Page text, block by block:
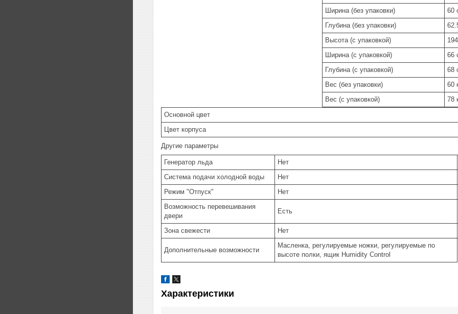
Ширина (без упаковки)
60
Глубина (без упаковки)
Высота (с упаковкой)
Ширина (с упаковкой)
66
Глубина (с упаковкой)
68
Вес (без упаковки)
60
Вес (с упаковкой)
78
Основной цвет
Цвет корпуса
Другие параметры
Генератор льда
Нет
Система подачи холодной воды
Нет
Режим "Отпуск"
Нет
Возможность перевешивания
двери
Есть
Зона свежести Нет
Дополнительные возможности
Масленка, регулируемые ножки, регулируемые по
высоте полки, ящик Humidity Control
Характеристики